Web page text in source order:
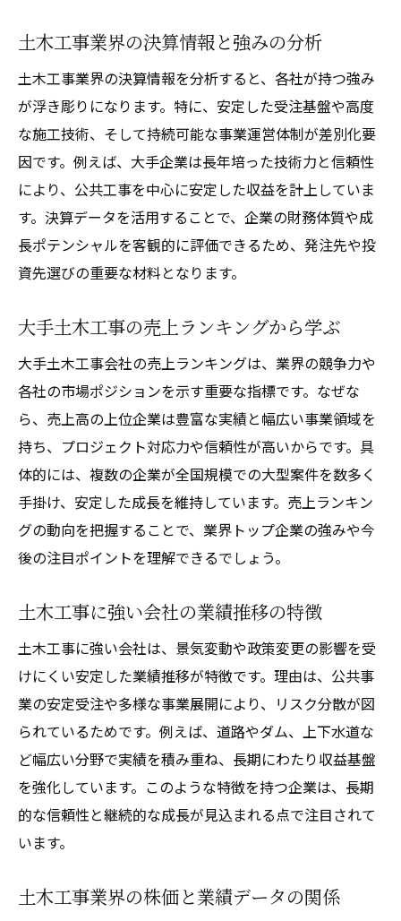
土木工事業界の決算情報と強みの分析
土木工事業界の決算情報を分析すると、各社が持つ強み
が浮き彫りになります。特に、安定した受注基盤や高度
な施工技術、そして持続可能な事業運営体制が差別化要
因です。例えば、大手企業は長年培った技術力と信頼性
により、公共工事を中心に安定した収益を計上していま
す。決算データを活用することで、企業の財務体質や成
長ポテンシャルを客観的に評価できるため、発注先や投
資先選びの重要な材料となります。
大手土木工事の売上ランキングから学ぶ
大手土木工事会社の売上ランキングは、業界の競争力や
各社の市場ポジションを示す重要な指標です。なぜな
ら、売上高の上位企業は豊富な実績と幅広い事業領域を
持ち、プロジェクト対応力や信頼性が高いからです。具
体的には、複数の企業が全国規模での大型案件を数多く
手掛け、安定した成長を維持しています。売上ランキン
グの動向を把握することで、業界トップ企業の強みや今
後の注目ポイントを理解できるでしょう。
土木工事に強い会社の業績推移の特徴
土木工事に強い会社は、景気変動や政策変更の影響を受
けにくい安定した業績推移が特徴です。理由は、公共事
業の安定受注や多様な事業展開により、リスク分散が図
られているためです。例えば、道路やダム、上下水道な
ど幅広い分野で実績を積み重ね、長期にわたり収益基盤
を強化しています。このような特徴を持つ企業は、長期
的な信頼性と継続的な成長が見込まれる点で注目されて
います。
土木工事業界の株価と業績データの関係